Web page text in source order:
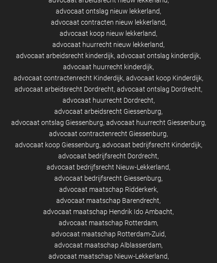
advocaat ontslag nieuw lekkerland
advocaat contracten nieuw lekkerland
advocaat koop nieuw lekkerland
advocaat huurrecht nieuw lekkerland
advocaat arbeidsrecht kinderdijk advocaat ontslag kinderdijk
advocaat huurrecht kinderdijk
advocaat contractenrecht Kinderdijk advocaat koop Kinderdijk
advocaat arbeidsrecht Dordrecht advocaat ontslag Dordrecht
advocaat huurrecht Dordrecht
advocaat arbeidsrecht Giessenburg
advocaat ontslag Giessenburg advocaat huurrecht Giessenburg
advocaat contractenrecht Giessenburg
advocaat koop Giessenburg advocaat bedrijfsrecht Kinderdijk
advocaat bedrijfsrecht Dordrecht
advocaat bedrijfsrecht Nieuw-Lekkerland
advocaat bedrijfsrecht Giessenburg
advocaat maatschap Ridderkerk
advocaat maatschap Barendrecht
advocaat maatschap Hendrik Ido Ambacht
advocaat maatschap Rotterdam
advocaat maatschap Rotterdam-Zuid
advocaat maatschap Alblasserdam
advocaat maatschap Nieuw-Lekkerland